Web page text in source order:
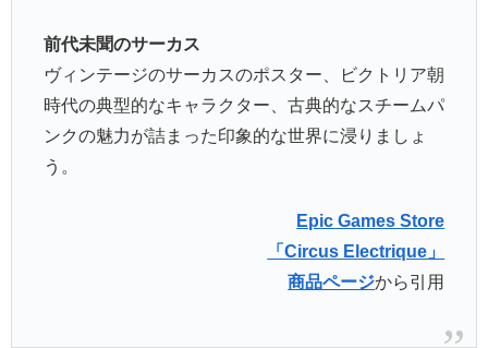
前代未聞のサーカス
ヴィンテージのサーカスのポスター、ビクトリア朝
時代の典型的なキャラクター、古典的なスチームパ
ンクの魅力が詰まった印象的な世界に浸りましょ
う。
Epic Games Store
「Circus Electrique」
商品ページから引用